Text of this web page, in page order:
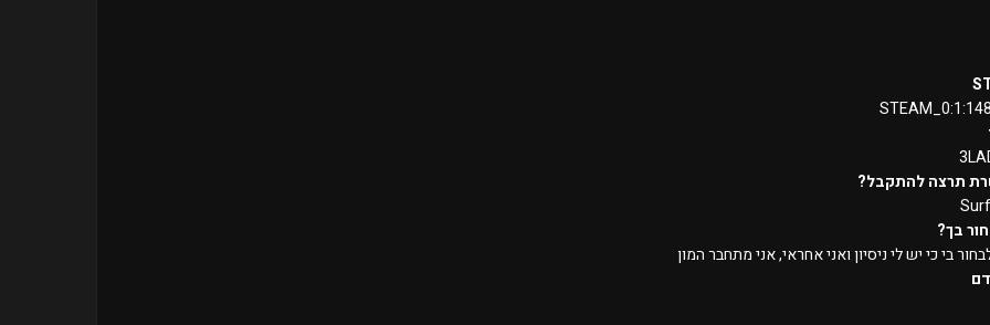
תרצה להתקבל?
בך?
בי כי יש לי ניסיון ואני אחראי, אני מתחבר המון